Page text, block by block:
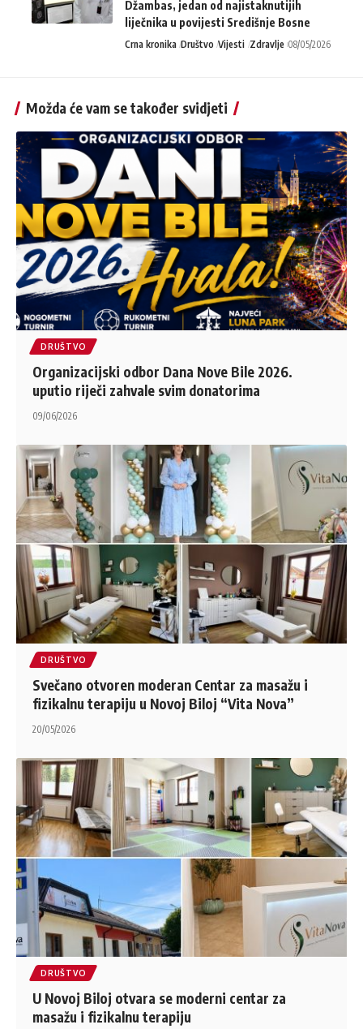
Džambas, jedan od najistaknutijih
liječnika u povijesti Središnje Bosne
Crna kronika Društvo Vijesti Zdravlje 08/05/2026
Možda će vam se također svidjeti
DRUŠTVO
Organizacijski odbor Dana Nove Bile 2026.
uputio riječi zahvale svim donatorima
09/06/2026
DRUŠTVO
Svečano otvoren moderan Centar za masažu i
fizikalnu terapiju u Novoj Biloj “Vita Nova”
20/05/2026
DRUŠTVO
U Novoj Biloj otvara se moderni centar za
masažu i fizikalnu terapiju